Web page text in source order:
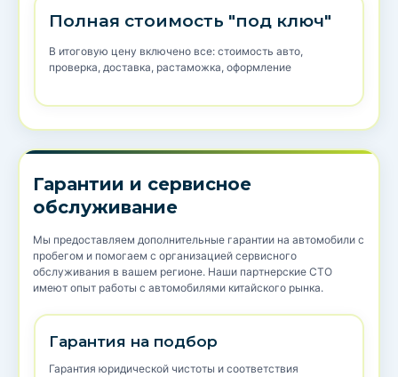
Полная стоимость "под ключ"
В итоговую цену включено все: стоимость авто,
проверка, доставка, растаможка, оформление
Гарантии и сервисное
обслуживание
Мы предоставляем дополнительные гарантии на автомобили с
пробегом и помогаем с организацией сервисного
обслуживания в вашем регионе. Наши партнерские СТО
имеют опыт работы с автомобилями китайского рынка.
Гарантия на подбор
Гарантия юридической чистоты и соответствия